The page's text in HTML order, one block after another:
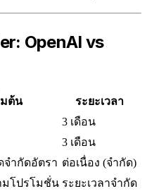
OpenAI vs
มต้น
ระยะเวลา
3 เดือน
3 เดือน
จำกัดอัตรา ต่อเนื่อง (จำกัด)
มโปรโมชั่น ระยะเวลาจำกัด